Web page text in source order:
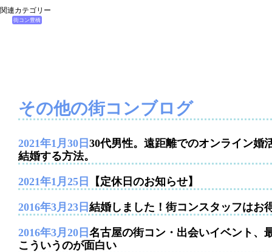
関連カテゴリー
街コン豊橋
その他の街コンブログ
2021年1月30日 30代男性。遠距離でのオンライン婚
結婚する方法。
2021年1月25日 【定休日のお知らせ】
2016年3月23日 結婚しました！街コンスタッフはお
2016年3月20日 名古屋の街コン・出会いイベント、
こういうのが面白い